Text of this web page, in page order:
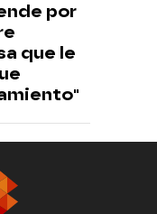
por
que le